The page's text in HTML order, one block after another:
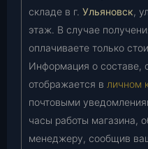
складе в г. Ульяновск,
этаж. В случае
оплачиваете только
Информация о составе,
отображается в личном
почтовыми
часы работы магазина,
менеджеру, сообщив